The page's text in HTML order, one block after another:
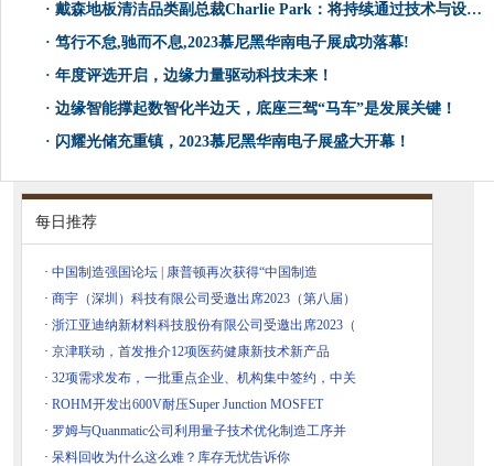
· 戴森地板清洁品类副总裁Charlie Park：将持续通过技术与设计创新来解决问题
· 笃行不怠,驰而不息,2023慕尼黑华南电子展成功落幕!
· 年度评选开启，边缘力量驱动科技未来！
· 边缘智能撑起数智化半边天，底座三驾“马车”是发展关键！
· 闪耀光储充重镇，2023慕尼黑华南电子展盛大开幕！
每日推荐
· 中国制造强国论坛 | 康普顿再次获得“中国制造
· 商宇（深圳）科技有限公司受邀出席2023（第八届）
· 浙江亚迪纳新材料科技股份有限公司受邀出席2023（
· 京津联动，首发推介12项医药健康新技术新产品
· 32项需求发布，一批重点企业、机构集中签约，中关
· ROHM开发出600V耐压Super Junction MOSFET
· 罗姆与Quanmatic公司利用量子技术优化制造工序并
· 呆料回收为什么这么难？库存无忧告诉你